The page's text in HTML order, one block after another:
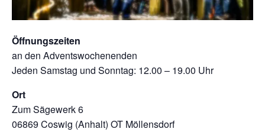
Öffnungszeiten
an den Adventswochenenden
Jeden Samstag und Sonntag: 12.00 – 19.00 Uhr
Ort
Zum Sägewerk 6
06869 Coswig (Anhalt) OT Möllensdorf